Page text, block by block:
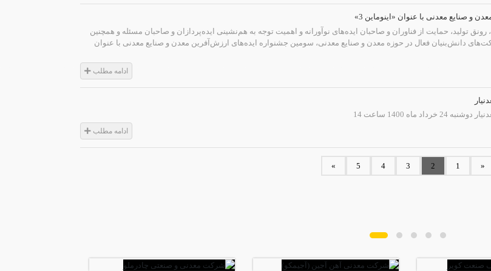
و صنایع معدنی با عنوان «اینوماین 3»
تولید، حمایت از فناوران و صاحبان ایده‌های نوآورانه و اهمیت توجه به هم‌نشینی ایده‌پردازان و صاحبان مسئله و همچنین
دانش‌بنیان فعال در حوزه معدن و صنایع معدنی، سومین جشنواره ایده‌های ارزش‌آفرین معدن و صنایع معدنی با عنوان
ادامه مطلب
ماه 1400 ساعت 14
ادامه مطلب
«
1
2
3
4
5
»